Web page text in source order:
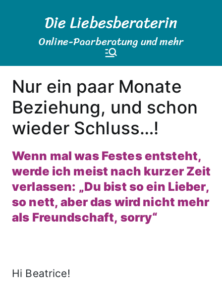
Die Liebesberaterin
Online-Paarberatung und mehr
Nur ein paar Monate
Beziehung, und schon
wieder Schluss…!
Wenn mal was Festes entsteht,
werde ich meist nach kurzer Zeit
verlassen: „Du bist so ein Lieber,
so nett, aber das wird nicht mehr
als Freundschaft, sorry“
Hi Beatrice!